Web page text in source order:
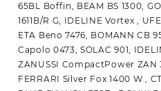
65BL Boffin, BEAM BS 1300,
1611B/R G, IDELINE Vortex ,
ETA Beno 7476, BOMANN CB
Capolo 0473, SOLAC 901,
ZANUSSI CompactPower ZAN
FERRARI Silver Fox 1400 W ,